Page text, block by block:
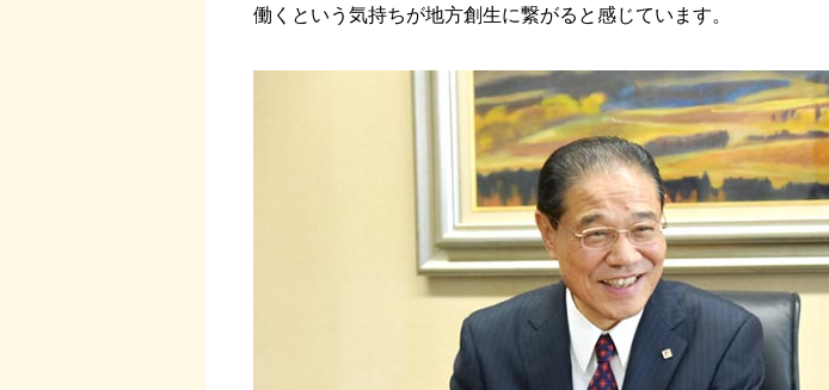
働くという気持ちが地方創生に繋がると感じています。